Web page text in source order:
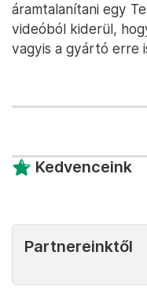
áramtalanítani egy
videóból kiderül,
vagyis a gyártó erre
Kedvenceink
Partnereinktől